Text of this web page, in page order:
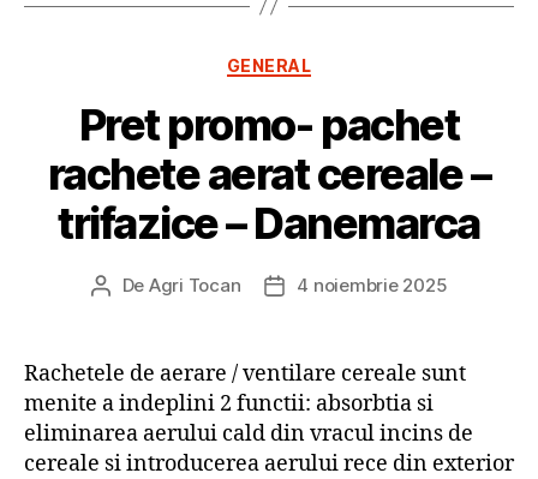
Categorii
GENERAL
Pret promo- pachet
rachete aerat cereale –
trifazice – Danemarca
Autor
De Agri Tocan
Dată4 noiembrie 2025
Rachetele de aerare / ventilare cereale sunt
menite a indeplini 2 functii: absorbtia si
eliminarea aerului cald din vracul incins de
cereale si introducerea aerului rece din exterior